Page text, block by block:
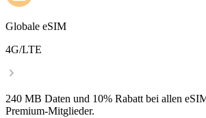
Globale eSIM
4G/LTE
240 MB Daten und 10% Rabatt bei allen
Premium-Mitglieder.